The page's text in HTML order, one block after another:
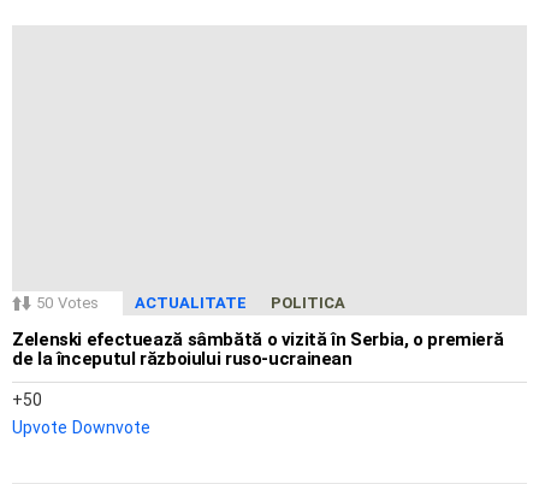
50 Votes ACTUALITATE POLITICA
Zelenski efectuează sâmbătă o vizită în Serbia, o premieră
de la începutul războiului ruso-ucrainean
50
Upvote Downvote